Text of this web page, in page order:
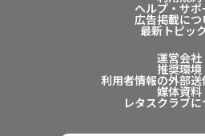
ヘルプ・サポ
広告掲載につ
最新トピッ
運営会社
推奨環境
利用者情報の外部
媒体資料
レタスクラブ